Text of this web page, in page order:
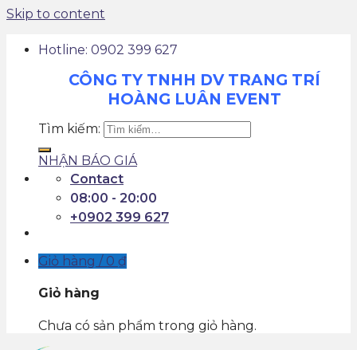
Skip to content
Hotline: 0902 399 627
CÔNG TY TNHH DV TRANG TRÍ
HOÀNG LUÂN EVENT
Tìm kiếm:
NHẬN BÁO GIÁ
Contact
08:00 - 20:00
+0902 399 627
Giỏ hàng / 0 ₫
Giỏ hàng
Chưa có sản phẩm trong giỏ hàng.